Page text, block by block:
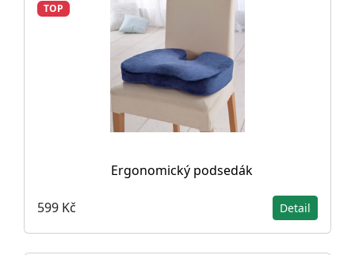
TOP
Ergonomický podsedák
599 Kč Detail